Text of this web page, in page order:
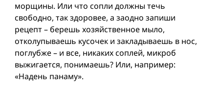
морщины. Или что сопли должны течь
свободно, так здоровее, а заодно запиши
рецепт – берешь хозяйственное мыло,
отколупываешь кусочек и закладываешь в нос,
поглубже – и все, никаких соплей, микроб
выжигается, понимаешь? Или, например:
«Надень панаму».